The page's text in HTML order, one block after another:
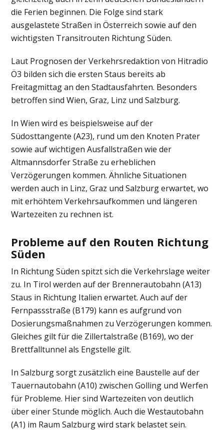
die Ferien beginnen. Die Folge sind stark
ausgelastete Straßen in Österreich sowie auf den
wichtigsten Transitrouten Richtung Süden.
Laut Prognosen der Verkehrsredaktion von Hitradio
Ö3 bilden sich die ersten Staus bereits ab
Freitagmittag an den Stadtausfahrten. Besonders
betroffen sind Wien, Graz, Linz und Salzburg.
In Wien wird es beispielsweise auf der
Südosttangente (A23), rund um den Knoten Prater
sowie auf wichtigen Ausfallstraßen wie der
Altmannsdorfer Straße zu erheblichen
Verzögerungen kommen. Ähnliche Situationen
werden auch in Linz, Graz und Salzburg erwartet, wo
mit erhöhtem Verkehrsaufkommen und längeren
Wartezeiten zu rechnen ist.
Probleme auf den Routen Richtung
Süden
In Richtung Süden spitzt sich die Verkehrslage weiter
zu. In Tirol werden auf der Brennerautobahn (A13)
Staus in Richtung Italien erwartet. Auch auf der
Fernpassstraße (B179) kann es aufgrund von
Dosierungsmaßnahmen zu Verzögerungen kommen.
Gleiches gilt für die Zillertalstraße (B169), wo der
Brettfalltunnel als Engstelle gilt.
In Salzburg sorgt zusätzlich eine Baustelle auf der
Tauernautobahn (A10) zwischen Golling und Werfen
für Probleme. Hier sind Wartezeiten von deutlich
über einer Stunde möglich. Auch die Westautobahn
(A1) im Raum Salzburg wird stark belastet sein.